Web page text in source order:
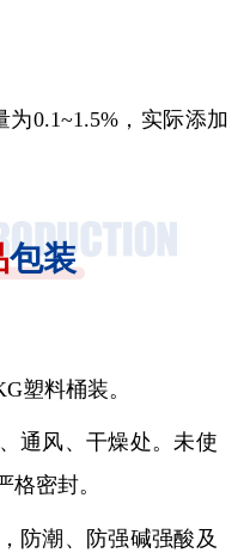
为0.1~1.5%，实际添加
包装
塑料桶装。
通风、干燥处。未使
格密封。
防潮、防强碱强酸及